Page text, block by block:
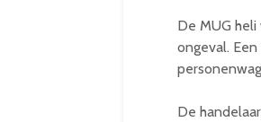
De MUG
ongeval.
De